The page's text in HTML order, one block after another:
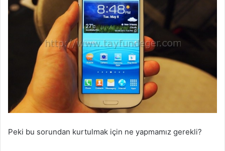
Peki bu sorundan kurtulmak için ne yapmamız gerekli?